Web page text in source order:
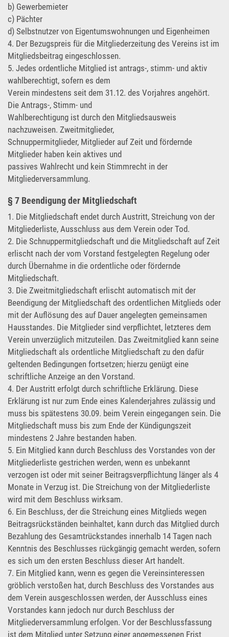
b) Gewerbemieter
c) Pächter
d) Selbstnutzer von Eigentumswohnungen und Eigenheimen
4. Der Bezugspreis für die Mitgliederzeitung des Vereins ist im
Mitgliedsbeitrag eingeschlossen.
5. Jedes ordentliche Mitglied ist antrags-, stimm- und aktiv
wahlberechtigt, sofern es dem
Verein mindestens seit dem 31.12. des Vorjahres angehört.
Die Antrags-, Stimm- und
Wahlberechtigung ist durch den Mitgliedsausweis
nachzuweisen. Zweitmitglieder,
Schnuppermitglieder, Mitglieder auf Zeit und fördernde
Mitglieder haben kein aktives und
passives Wahlrecht und kein Stimmrecht in der
Mitgliederversammlung.
§ 7 Beendigung der Mitgliedschaft
1. Die Mitgliedschaft endet durch Austritt, Streichung von der
Mitgliederliste, Ausschluss aus dem Verein oder Tod.
2. Die Schnuppermitgliedschaft und die Mitgliedschaft auf Zeit
erlischt nach der vom Vorstand festgelegten Regelung oder
durch Übernahme in die ordentliche oder fördernde
Mitgliedschaft.
3. Die Zweitmitgliedschaft erlischt automatisch mit der
Beendigung der Mitgliedschaft des ordentlichen Mitglieds oder
mit der Auflösung des auf Dauer angelegten gemeinsamen
Hausstandes. Die Mitglieder sind verpflichtet, letzteres dem
Verein unverzüglich mitzuteilen. Das Zweitmitglied kann seine
Mitgliedschaft als ordentliche Mitgliedschaft zu den dafür
geltenden Bedingungen fortsetzen; hierzu genügt eine
schriftliche Anzeige an den Vorstand.
4. Der Austritt erfolgt durch schriftliche Erklärung. Diese
Erklärung ist nur zum Ende eines Kalenderjahres zulässig und
muss bis spätestens 30.09. beim Verein eingegangen sein. Die
Mitgliedschaft muss bis zum Ende der Kündigungszeit
mindestens 2 Jahre bestanden haben.
5. Ein Mitglied kann durch Beschluss des Vorstandes von der
Mitgliederliste gestrichen werden, wenn es unbekannt
verzogen ist oder mit seiner Beitragsverpflichtung länger als 4
Monate in Verzug ist. Die Streichung von der Mitgliederliste
wird mit dem Beschluss wirksam.
6. Ein Beschluss, der die Streichung eines Mitglieds wegen
Beitragsrückständen beinhaltet, kann durch das Mitglied durch
Bezahlung des Gesamtrückstandes innerhalb 14 Tagen nach
Kenntnis des Beschlusses rückgängig gemacht werden, sofern
es sich um den ersten Beschluss dieser Art handelt.
7. Ein Mitglied kann, wenn es gegen die Vereinsinteressen
gröblich verstoßen hat, durch Beschluss des Vorstandes aus
dem Verein ausgeschlossen werden, der Ausschluss eines
Vorstandes kann jedoch nur durch Beschluss der
Mitgliederversammlung erfolgen. Vor der Beschlussfassung
ist dem Mitglied unter Setzung einer angemessenen Frist